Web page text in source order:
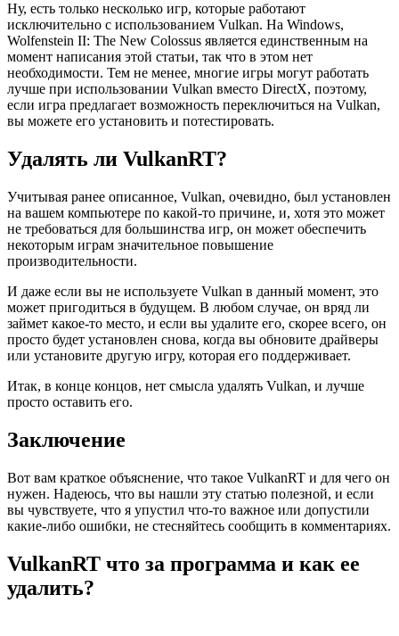
Ну, есть только несколько игр, которые работают
исключительно с использованием Vulkan. На Windows,
Wolfenstein II: The New Colossus является единственным на
момент написания этой статьи, так что в этом нет
необходимости. Тем не менее, многие игры могут работать
лучше при использовании Vulkan вместо DirectX, поэтому,
если игра предлагает возможность переключиться на Vulkan,
вы можете его установить и потестировать.
Удалять ли VulkanRT?
Учитывая ранее описанное, Vulkan, очевидно, был установлен
на вашем компьютере по какой-то причине, и, хотя это может
не требоваться для большинства игр, он может обеспечить
некоторым играм значительное повышение
производительности.
И даже если вы не используете Vulkan в данный момент, это
может пригодиться в будущем. В любом случае, он вряд ли
займет какое-то место, и если вы удалите его, скорее всего, он
просто будет установлен снова, когда вы обновите драйверы
или установите другую игру, которая его поддерживает.
Итак, в конце концов, нет смысла удалять Vulkan, и лучше
просто оставить его.
Заключение
Вот вам краткое объяснение, что такое VulkanRT и для чего он
нужен. Надеюсь, что вы нашли эту статью полезной, и если
вы чувствуете, что я упустил что-то важное или допустили
какие-либо ошибки, не стесняйтесь сообщить в комментариях.
VulkanRT что за программа и как ее
удалить?